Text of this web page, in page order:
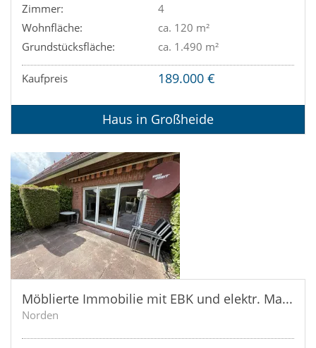
Zimmer:
4
Wohnfläche:
ca. 120 m²
Grundstücksfläche:
ca. 1.490 m²
Kaufpreis 189.000 €
Haus in Großheide
Möblierte Immobilie mit EBK und elektr. Markise in ruhiger Wohnlage!
Norden